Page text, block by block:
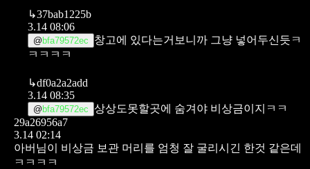
↳37bab1225b
3.14 08:06
@ bfa79572ec
창고에 있다는거보니까 그냥 넣어두신듯ㅋ
ㅋㅋㅋㅋ
↳df0a2a2add
3.14 08:35
@ bfa79572ec 상상도못할곳에 숨겨야 비상금이지ㅋㅋ
29a26956a7
3.14 02:14
아버님이 비상금 보관 머리를 엄청 잘 굴리시긴 한것 같은데
ㅋㅋㅋㅋ